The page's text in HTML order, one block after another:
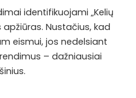
identifikuojami „Kelių
Nustačius, kad
eismui, jos nedelsiant
– dažniausiai